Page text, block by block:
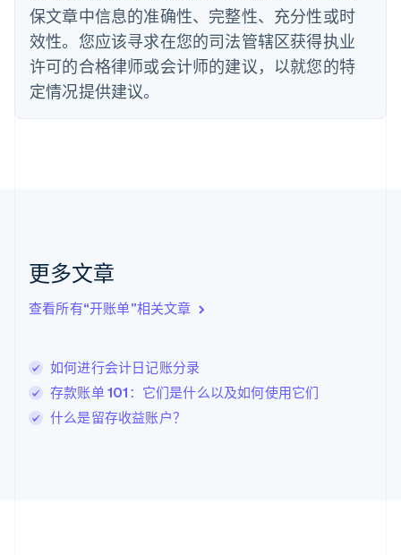
保文章中信息的准确性、完整性、充分性或时
效性。您应该寻求在您的司法管辖区获得执业
许可的合格律师或会计师的建议，以就您的特
定情况提供建议。
更多文章
查看所有“开账单”相关文章
如何进行会计日记账分录
存款账单 101：它们是什么以及如何使用它们
什么是留存收益账户？
法国
Français English
芬兰
English Svenska
荷兰
立陶宛
English
列支敦士登
FrançaisDeutschEnglish
罗马尼亚
English
马尔他